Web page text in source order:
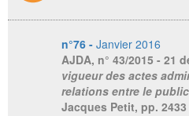
n°76 - Janvier 2016
AJDA, n° 43/2015 - 21
vigueur des actes
relations entre le
Jacques Petit, pp.